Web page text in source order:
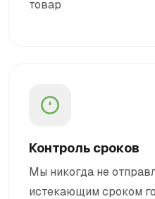
товар
Контроль сроков
Мы никогда не
истекающим сроком